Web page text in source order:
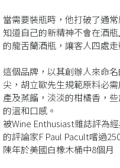
當需要裝瓶時，他打破了通
知道自己的新精神不會在酒
的龍舌蘭酒瓶，讓客人四處
這個品牌，以其創辦人來命
尖，胡立歐先生規範原料必
產及蒸餾，淡淡的柑橘香，
的溫和口感。
被Wine Enthusiast雜誌評為
的評論家F Paul Pacult嚐過
陳年於美國白橡木桶中8個月